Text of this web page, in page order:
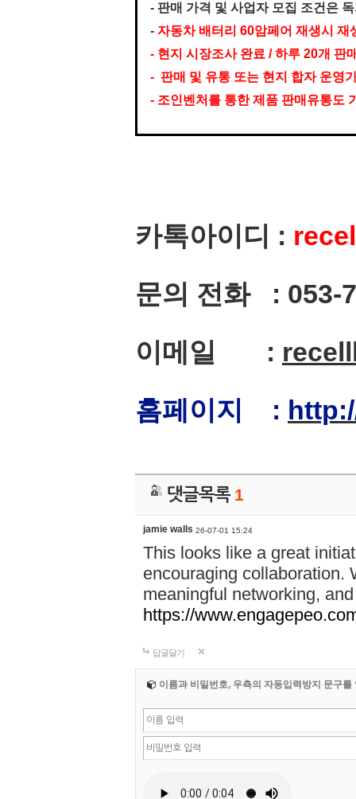
- 판매 가격 및 사업자 모집 조건은
- 자동차 배터리 60암페어 재생시
- 현지 시장조사 완료 / 하루 20개 판
- 판매 및 유통 또는 현지 합자 운영
- 조인벤처를 통한 제품 판매유통도
카톡아이디 :
문의 전화 : 053-
이메일 :
홈페이지 :
댓글목록 1
jamie walls 26-07-01 15:24
This looks like a great
encouraging collaboration.
meaningful networking,
https://
답글달기
이름과 비밀번호, 우측의 자동입력방지 문구를